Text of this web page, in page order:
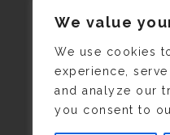
We value
We use cookies
experience,
and analyze our
you consent to
JE
C’EST
PRIS